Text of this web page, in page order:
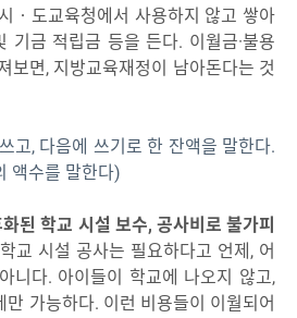
‧도교육청에서 사용하지 않고 쌓아
금 적립금 등을 든다. 이월금·불용
보면, 지방교육재정이 남아돈다는 것
고, 다음에 쓰기로 한 잔액을 말한다.
액수를 말한다)
된 학교 시설 보수, 공사비로 불가피
학교 시설 공사는 필요하다고 언제, 어
니다. 아이들이 학교에 나오지 않고,
가능하다. 이런 비용들이 이월되어